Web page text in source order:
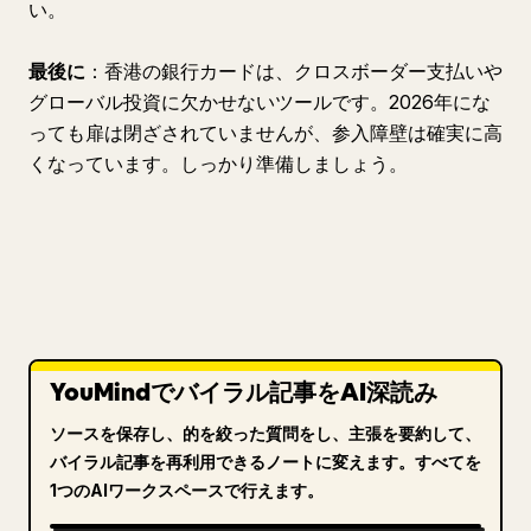
い。
最後に ：香港の銀行カードは、クロスボーダー支払いや
グローバル投資に欠かせないツールです。2026年にな
っても扉は閉ざされていませんが、参入障壁は確実に高
くなっています。しっかり準備しましょう。
YouMindでバイラル記事をAI深読み
ソースを保存し、的を絞った質問をし、主張を要約して、
バイラル記事を再利用できるノートに変えます。すべてを
1つのAIワークスペースで行えます。